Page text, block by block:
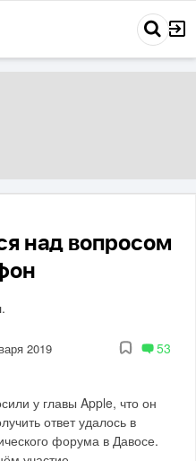
над вопросом
2019 53
у главы Apple, что он
ответ удалось в
форума в Давосе.